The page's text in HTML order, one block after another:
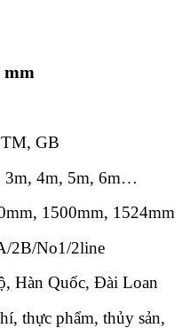
mm
GB
3m, 4m, 5m, 6m…
1500mm, 1524mm
2B/No1/2line
Hàn Quốc, Đài Loan
thực phẩm, thủy sản,